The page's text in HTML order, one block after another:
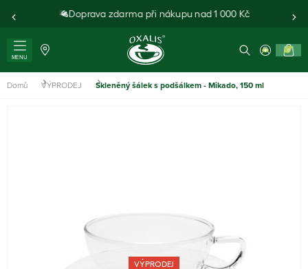
Doprava zdarma při nákupu nad 1 000 Kč
MENU
0
Domů VÝPRODEJ Skleněný šálek s podšálkem - Mikado, 150 ml
VÝPRODEJ